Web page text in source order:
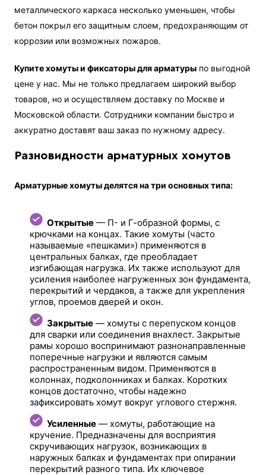
металлического каркаса несколько уменьшен, чтобы
бетон покрыл его защитным слоем, предохраняющим от
коррозии или возможных пожаров.
Купите хомуты и фиксаторы для арматуры по выгодной
цене у нас. Мы не только предлагаем широкий выбор
товаров, но и осуществляем доставку по Москве и
Московской области. Сотрудники компании быстро и
аккуратно доставят ваш заказ по нужному адресу.
Разновидности арматурных хомутов
Арматурные хомуты делятся на три основных типа:
Открытые — П- и Г-образной формы, с
крючками на концах. Такие хомуты (часто
называемые «пешками») применяются в
центральных балках, где преобладает
изгибающая нагрузка. Их также используют для
усиления наиболее нагруженных зон фундамента,
перекрытий и чердаков, а также для укрепления
углов, проемов дверей и окон.
Закрытые — хомуты с перепуском концов
для сварки или соединения внахлест. Закрытые
рамы хорошо воспринимают разнонаправленные
поперечные нагрузки и являются самым
распространенным видом. Применяются в
колоннах, подколонниках и балках. Коротких
концов достаточно, чтобы надежно
зафиксировать хомут вокруг углового стержня.
Усиленные — хомуты, работающие на
кручение. Предназначены для восприятия
скручивающих нагрузок, возникающих в
наружных балках и фундаментах при опирании
перекрытий разного типа. Их ключевое